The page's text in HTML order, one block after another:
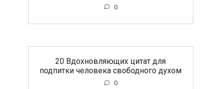
0
20 Вдохновляющих цитат для
подпитки человека свободного духом
0